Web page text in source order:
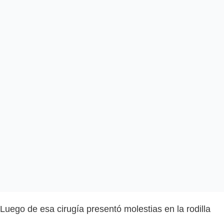
Luego de esa cirugía presentó molestias en la rodilla